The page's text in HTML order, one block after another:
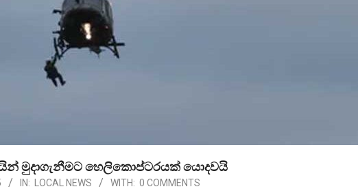
මුදාගැනීමට හෙලිකොප්ටරයක් යොදවයි
IN: LOCAL NEWS WITH: 0 COMMENTS